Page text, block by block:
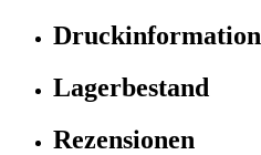
Druckinformation
Lagerbestand
Rezensionen